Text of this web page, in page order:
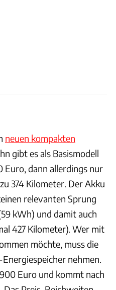
neuen kompakten
gibt es als Basismodell
Euro, dann allerdings nur
374 Kilometer. Der Akku
relevanten Sprung
kWh) und damit auch
427 Kilometer). Wer mit
möchte, muss die
nehmen.
Euro und kommt nach